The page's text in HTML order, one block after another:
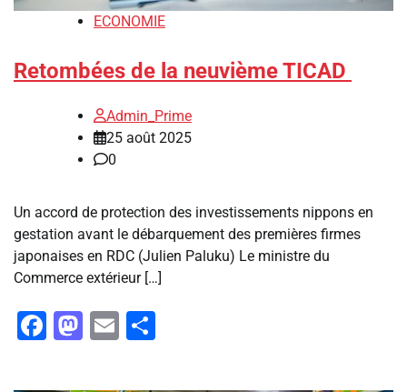
ECONOMIE
Retombées de la neuvième TICAD
Admin_Prime
25 août 2025
0
‎Un accord de protection des investissements nippons en
gestation avant le débarquement des premières firmes
japonaises en RDC (Julien Paluku) ‎‎Le ministre du
Commerce extérieur […]
Facebook
Mastodon
Email